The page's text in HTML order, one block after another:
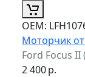
ОЕМ:
Моторчик
Ford Focus
2 400р.